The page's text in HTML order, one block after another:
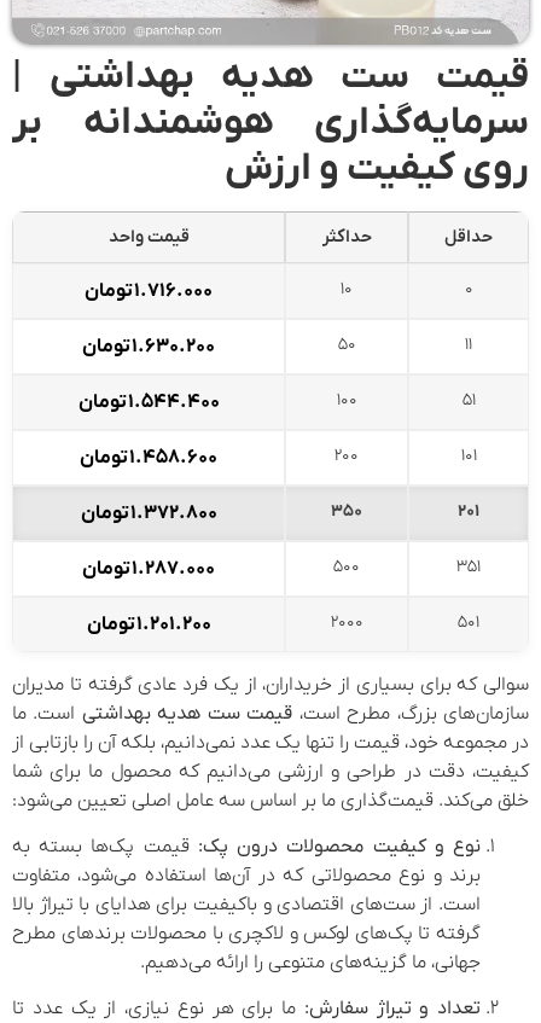
قیمت ست هدیه بهداشتی |
سرمایه‌گذاری هوشمندانه بر
روی کیفیت و ارزش
حداقل حداکثر قیمت واحد
۰ ۱۰ ۱.۷۱۶.۰۰۰تومان
۱۱ ۵۰ ۱.۶۳۰.۲۰۰تومان
۵۱ ۱۰۰ ۱.۵۴۴.۴۰۰تومان
۱۰۱ ۲۰۰ ۱.۴۵۸.۶۰۰تومان
۲۰۱ ۳۵۰ ۱.۳۷۲.۸۰۰تومان
۳۵۱ ۵۰۰ ۱.۲۸۷.۰۰۰تومان
۵۰۱ ۲۰۰۰ ۱.۲۰۱.۲۰۰تومان
سوالی که برای بسیاری از خریداران، از یک فرد عادی گرفته تا مدیران
سازمان‌های بزرگ، مطرح است، قیمت ست هدیه بهداشتی است. ما
در مجموعه خود، قیمت را تنها یک عدد نمی‌دانیم، بلکه آن را بازتابی از
کیفیت، دقت در طراحی و ارزشی می‌دانیم که محصول ما برای شما
خلق می‌کند. قیمت‌گذاری ما بر اساس سه عامل اصلی تعیین می‌شود:
نوع و کیفیت محصولات درون پک: قیمت پک‌ها بسته به
برند و نوع محصولاتی که در آن‌ها استفاده می‌شود، متفاوت
است. از ست‌های اقتصادی و باکیفیت برای هدایای با تیراژ بالا
گرفته تا پک‌های لوکس و لاکچری با محصولات برندهای مطرح
جهانی، ما گزینه‌های متنوعی را ارائه می‌دهیم.
تعداد و تیراژ سفارش: ما برای هر نوع نیازی، از یک عدد تا